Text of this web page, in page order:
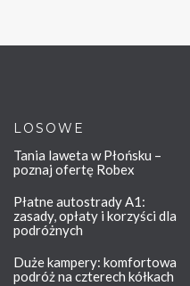
LOSOWE
Tania laweta w Płońsku –
poznaj ofertę Robex
Płatne autostrady A1:
zasady, opłaty i korzyści dla
podróżnych
Duże kampery: komfortowa
podróż na czterech kółkach